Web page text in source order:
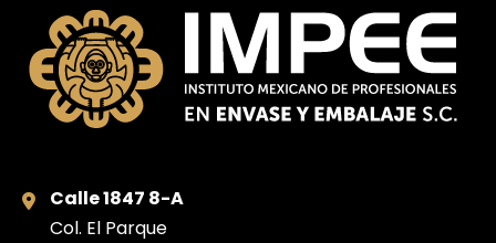
Calle 1847 8-A
Col. El Parque